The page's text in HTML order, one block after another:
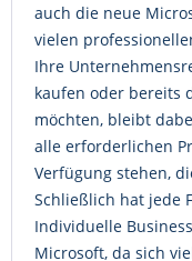
auch die neue
vielen
Ihre
kaufen oder bereits
möchten, bleibt
alle erforderlichen
Verfügung stehen,
Schließlich hat jede
Individuelle
Microsoft, da sich